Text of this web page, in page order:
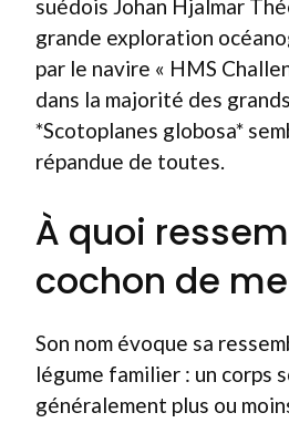
suédois Johan Hjalmar
grande exploration
par le navire « HMS
dans la majorité des
*Scotoplanes globosa*
répandue de toutes.
À quoi
cochon de
Son nom évoque sa
légume familier : un corps
généralement plus ou